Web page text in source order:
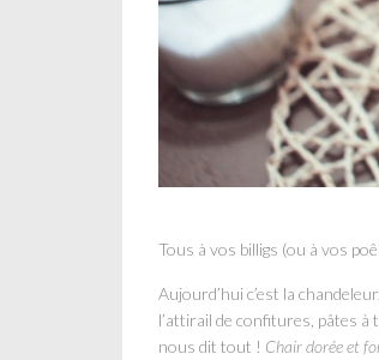
Tous à vos billigs (ou à vos
Aujourd’hui c’est la
l’attirail de confitures, pâtes à
nous dit tout ! Chair dorée et